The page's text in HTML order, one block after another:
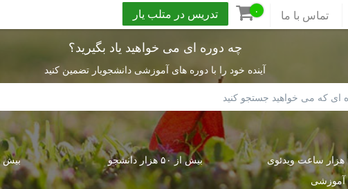
تماس با ما ۰ تدریس در متلب یار
چه دوره ای می خواهید یاد بگیرید؟
آینده خود را با دوره های آموزشی دانشجویار تضمین کنید
بیش از ۱۰ هزار ساعت ویدئوی
آموزشی
بیش از ۵۰ هزار دانشجو بیش از